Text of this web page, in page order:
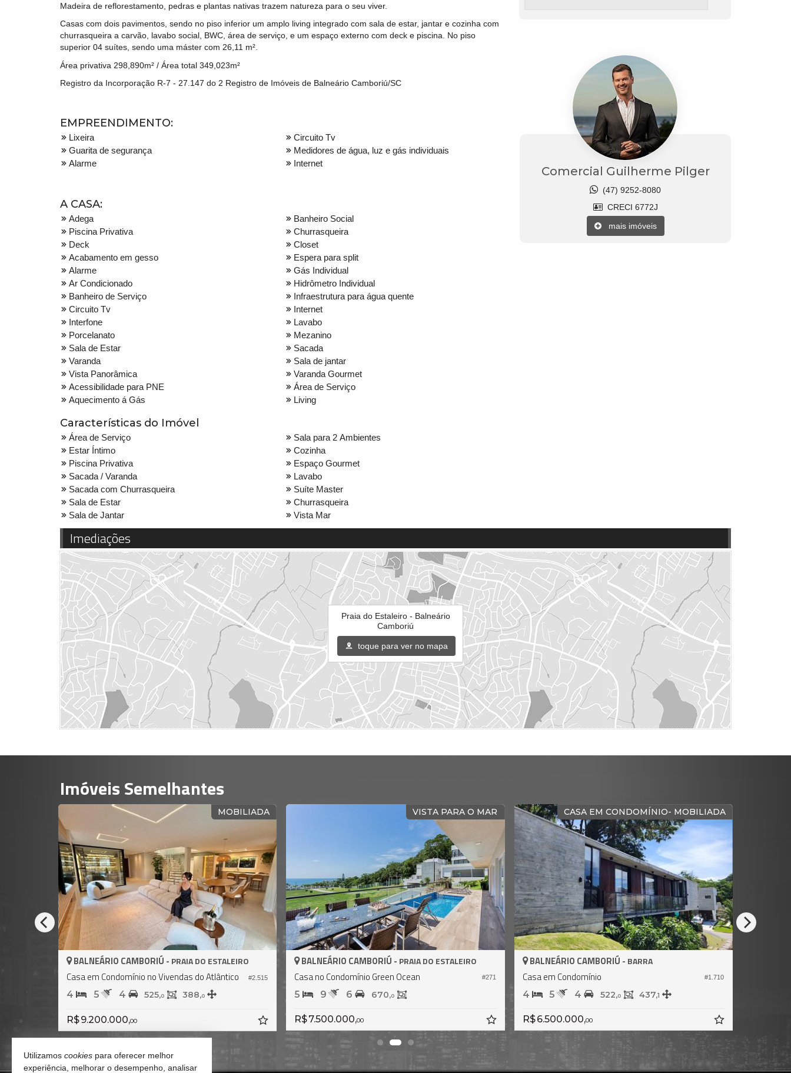
Madeira de reflorestamento, pedras e plantas nativas trazem natureza para o seu viver.
Casas com dois pavimentos, sendo no piso inferior um amplo living integrado com sala de estar, jantar e cozinha com
churrasqueira a carvão, lavabo social, BWC, área de serviço, e um espaço externo com deck e piscina. No piso
superior 04 suítes, sendo uma máster com 26,11 m².
Área privativa 298,890m² / Área total 349,023m²
Registro da Incorporação R-7 - 27.147 do 2 Registro de Imóveis de Balneário Camboriú/SC
EMPREENDIMENTO:
Lixeira
Guarita de segurança
Alarme
Circuito Tv
Medidores de água, luz e gás individuais
Internet
A CASA:
Adega
Piscina Privativa
Deck
Acabamento em gesso
Alarme
Ar Condicionado
Banheiro de Serviço
Circuito Tv
Interfone
Porcelanato
Sala de Estar
Varanda
Vista Panorâmica
Acessibilidade para PNE
Aquecimento á Gás
Banheiro Social
Churrasqueira
Closet
Espera para split
Gás Individual
Hidrômetro Individual
Infraestrutura para água quente
Internet
Lavabo
Mezanino
Sacada
Sala de jantar
Varanda Gourmet
Área de Serviço
Living
Características do Imóvel
Área de Serviço
Estar Íntimo
Piscina Privativa
Sacada / Varanda
Sacada com Churrasqueira
Sala de Estar
Sala de Jantar
Sala para 2 Ambientes
Cozinha
Espaço Gourmet
Lavabo
Suíte Master
Churrasqueira
Vista Mar
Comercial Guilherme Pilger
(47) 9252-8080
CRECI 6772J
mais imóveis
Imediações
Praia do Estaleiro - Balneário
Camboriú
toque para ver no mapa
Imóveis Semelhantes
CASA EM CONDOMÍNIO
#869
BALNEÁRIO CAMBORIÚ - ARIRIBÁ
Casa no Condomínio Haras Rio do Ouro
4 6 4 600, 0 575,0
R$ 6.890.000,00
CASA COM PÍER E VAGA NÁUTICA
#403
BALNEÁRIO CAMBORIÚ - BARRA
Casa em Condomínio no Marina Camboriú
3 4 2 220,0
R$ 4.500.000,00
PISCINA PRIVATIVA
#2.598
BALNEÁRIO CAMBORIÚ - PRAIA DAS TAQUARAS
Casa em Condomínio no Bosque de Taquaras
3 5 2 339,0
R$ 4.500.000,00
Utilizamos cookies para oferecer melhor
experiência, melhorar o desempenho, analisar